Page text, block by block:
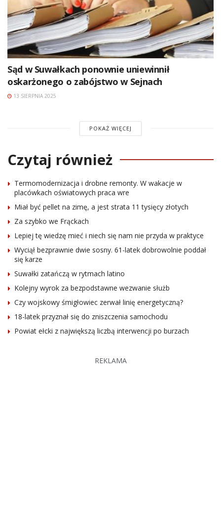
Sąd w Suwałkach ponownie uniewinnił
oskarżonego o zabójstwo w Sejnach
13 SIERPNIA 2025
POKAŻ WIĘCEJ
Czytaj również
Termomodernizacja i drobne remonty. W wakacje w
placówkach oświatowych praca wre
Miał być pellet na zimę, a jest strata 11 tysięcy złotych
Za szybko we Frąckach
Lepiej tę wiedzę mieć i niech się nam nie przyda w praktyce
Wyciął bezprawnie dwie sosny. 61-latek dobrowolnie poddał
się karze
Suwałki zatańczą w rytmach latino
Kolejny wyrok za bezpodstawne wezwanie służb
Czy wojskowy śmigłowiec zerwał linię energetyczną?
18-latek przyznał się do zniszczenia samochodu
Powiat ełcki z największą liczbą interwencji po burzach
REKLAMA